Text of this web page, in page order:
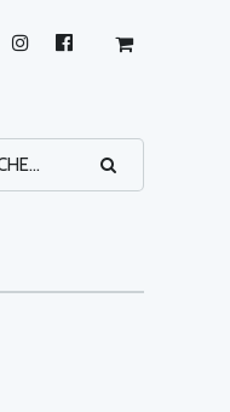
INSTAGRAM
FACEBOOK